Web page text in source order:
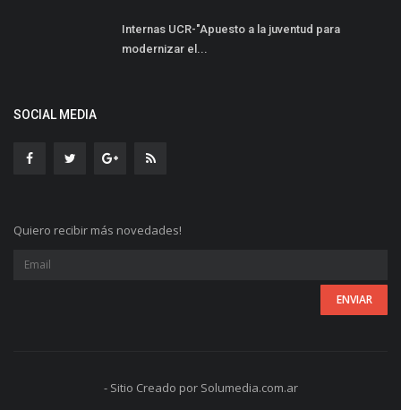
Internas UCR-"Apuesto a la juventud para
modernizar el...
SOCIAL MEDIA
Quiero recibir más novedades!
- Sitio Creado por Solumedia.com.ar